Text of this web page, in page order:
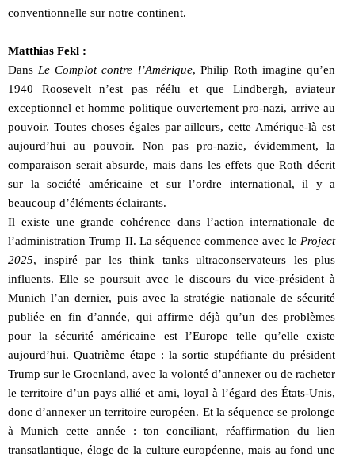
conventionnelle sur notre continent.
Matthias Fekl :
Dans Le Complot contre l’Amérique, Philip Roth imagine qu’en
1940 Roosevelt n’est pas réélu et que Lindbergh, aviateur
exceptionnel et homme politique ouvertement pro-nazi, arrive au
pouvoir. Toutes choses égales par ailleurs, cette Amérique-là est
aujourd’hui au pouvoir. Non pas pro-nazie, évidemment, la
comparaison serait absurde, mais dans les effets que Roth décrit
sur la société américaine et sur l’ordre international, il y a
beaucoup d’éléments éclairants.
Il existe une grande cohérence dans l’action internationale de
l’administration Trump II. La séquence commence avec le Project
2025, inspiré par les think tanks ultraconservateurs les plus
influents. Elle se poursuit avec le discours du vice-président à
Munich l’an dernier, puis avec la stratégie nationale de sécurité
publiée en fin d’année, qui affirme déjà qu’un des problèmes
pour la sécurité américaine est l’Europe telle qu’elle existe
aujourd’hui. Quatrième étape : la sortie stupéfiante du président
Trump sur le Groenland, avec la volonté d’annexer ou de racheter
le territoire d’un pays allié et ami, loyal à l’égard des États-Unis,
donc d’annexer un territoire européen. Et la séquence se prolonge
à Munich cette année : ton conciliant, réaffirmation du lien
transatlantique, éloge de la culture européenne, mais au fond une